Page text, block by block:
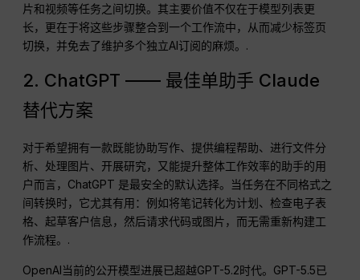
片和视频等任务之间切换。其主要价值不仅在于模型列表更
长，更在于将这些步骤整合到一个工作流中，从而减少标签页
切换，并免去了维护多个独立AI订阅的麻烦。.
2. ChatGPT —— 最佳单助手 Claude
替代方案
对于希望拥有一款既能协助写作、提供编程帮助、进行文件分
析、处理图片、开展研究，又能提升整体工作效率的助手的用
户而言，ChatGPT 是最安全的默认选择。当任务在不同格式之
间转换时，它尤其有用：例如将笔记转化为计划、检查电子表
格、起草客户信息，然后请求代码或图片，而无需重新构建工
作流程。.
OpenAI当前的公开模型进展已超越GPT-5.2时代。GPT-5.5已